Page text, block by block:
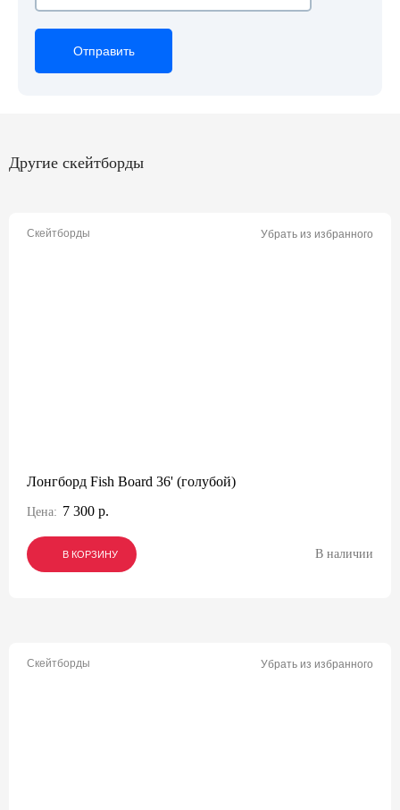
Отправить
Отправить
Отправить
Другие скейтборды
Скейтборды Убрать из избранного
Лонгборд Fish Board 36' (голубой)
Цена: 7 300 р.
В КОРЗИНУ
В КОРЗИНУ
В КОРЗИНУ В наличии
Скейтборды Убрать из избранного